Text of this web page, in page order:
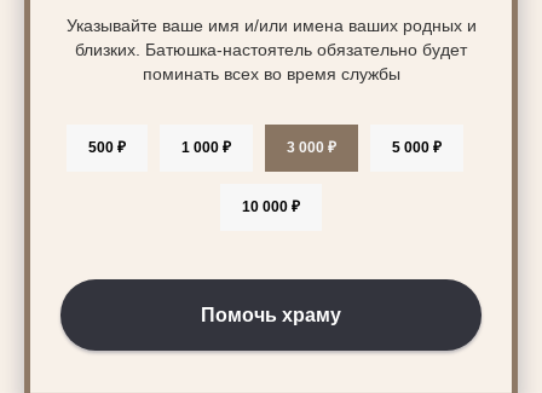
Указывайте ваше имя и/или имена ваших родных и
близких. Батюшка-настоятель обязательно будет
поминать всех во время службы
500 ₽ 1 000 ₽ 3 000 ₽ 5 000 ₽
10 000 ₽
Помочь храму